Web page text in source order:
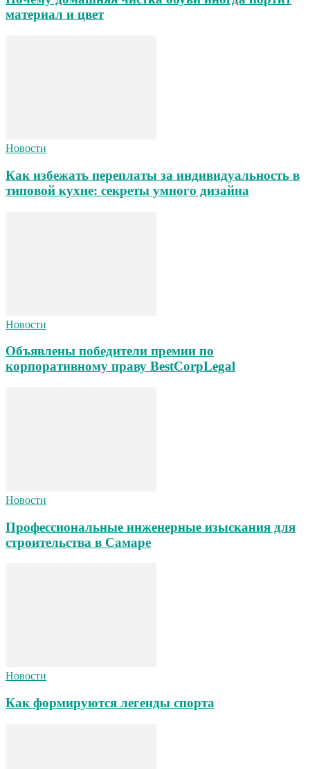
материал и цвет
Новости
Как избежать переплаты за индивидуальность в
типовой кухне: секреты умного дизайна
Новости
Объявлены победители премии по
корпоративному праву BestCorpLegal
Новости
Профессиональные инженерные изыскания для
строительства в Самаре
Новости
Как формируются легенды спорта